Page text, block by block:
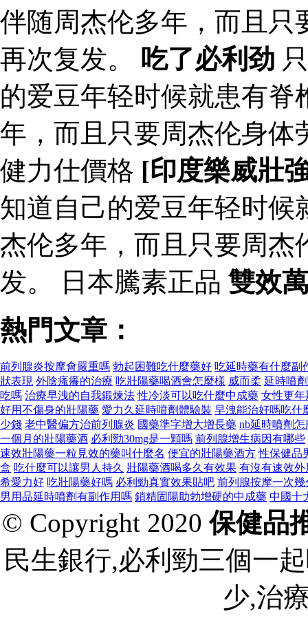
伴随周杰伦多年，而且只
再次复发。
吃了必利劲
的爱豆年轻时候就患有
年，而且只要周杰伦身体
健力仕價格 [印度樂威壯
知道自己的爱豆年轻时候
杰伦多年，而且只要周杰
发。 日本騰素正品 雙效
熱門文章：
前列腺炎按摩會嚴重嗎 勃起困難吃什麼藥好 吃延時藥有什麼副
狀表現 外陰瘙癢的治療 吃壯陽藥喝酒會怎麼樣 威而柔 延時噴
吃嗎 治療早洩的自我鍛煉法 性冷淡可以吃什麼中成藥 女性更年
好用不傷身的壯陽藥 愛力久延時噴劑體驗裝 早洩能治好嗎吃什
少錢 老中醫偏方治前列腺炎 國藥準字增大增長藥 nb延時噴劑怎
一個月的壯陽藥酒 必利勁30mg是一顆嗎 前列腺增生病因有哪些
速效壯陽藥一粒見效的藥叫什麼名 便宜的壯陽藥酒方 性保健品
盒 吃什麼可以讓男人持久 壯陽藥酒喝多久有效果 有沒有速效外
希愛力好 吃壯陽藥好嗎 必利勁真實效果貼吧 前列腺按摩一次幾
男用品延時噴劑有副作用嗎 鎖精固陽助勃增硬的中成藥 中國十
© Copyright 2020保健品
民生銀行,必利勁三個一
少,治